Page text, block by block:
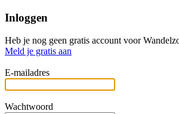
Inloggen
Heb je nog geen gratis account voor
Meld je gratis aan
E-mailadres
Wachtwoord